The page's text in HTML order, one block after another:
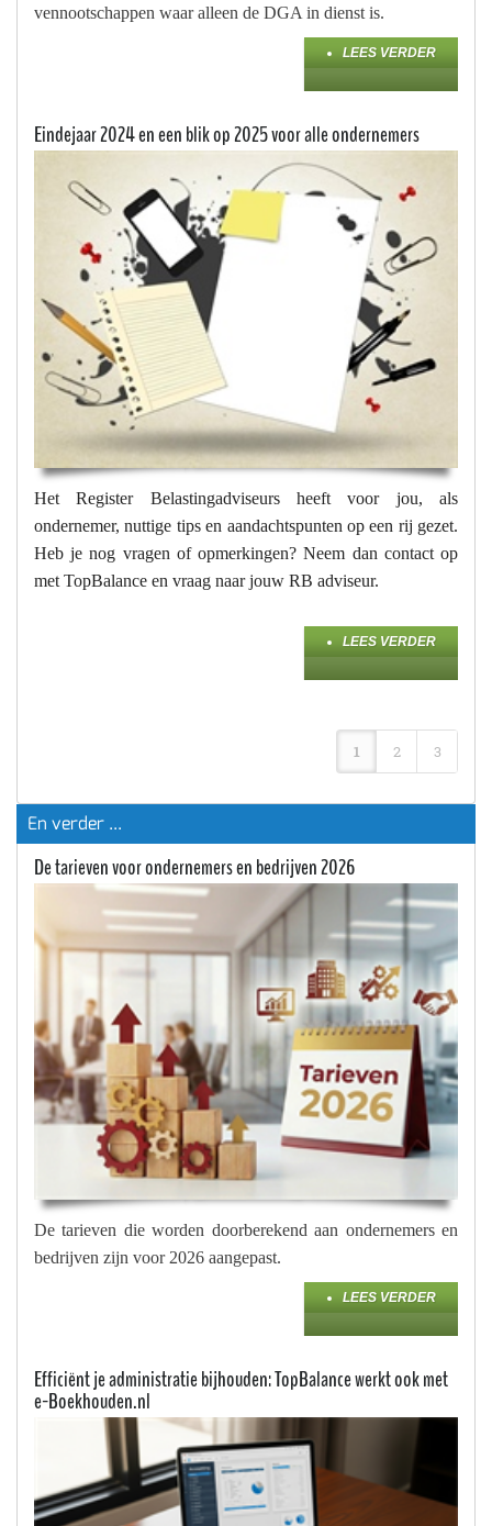
vennootschappen waar alleen de DGA in dienst is.
LEES VERDER
Eindejaar 2024 en een blik op 2025 voor alle ondernemers
Het Register Belastingadviseurs heeft voor jou, als
ondernemer, nuttige tips en aandachtspunten op een rij gezet.
Heb je nog vragen of opmerkingen? Neem dan contact op
met TopBalance en vraag naar jouw RB adviseur.
LEES VERDER
1 2 3
En verder ...
De tarieven voor ondernemers en bedrijven 2026
De tarieven die worden doorberekend aan ondernemers en
bedrijven zijn voor 2026 aangepast.
LEES VERDER
Efficiënt je administratie bijhouden: TopBalance werkt ook met
e-Boekhouden.nl